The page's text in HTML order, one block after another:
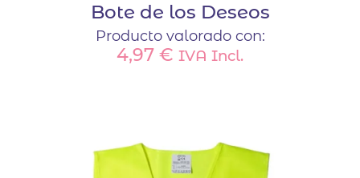
Bote de los Deseos
Producto valorado con:
4,97 € IVA Incl.